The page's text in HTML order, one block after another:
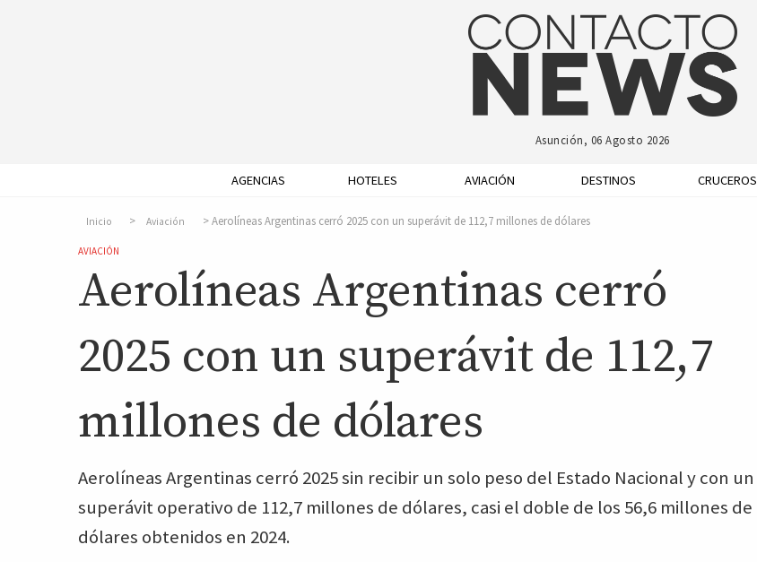
Asunción, 06 Agosto 2026
AGENCIAS HOTELES AVIACIÓN DESTINOS CRUCEROS
Inicio Aviación Aerolíneas Argentinas cerró 2025 con un superávit de 112,7 millones de dólares
AVIACIÓN
Aerolíneas Argentinas cerró
2025 con un superávit de 112,7
millones de dólares
Aerolíneas Argentinas cerró 2025 sin recibir un solo peso del Estado Nacional y con un
superávit operativo de 112,7 millones de dólares, casi el doble de los 56,6 millones de
dólares obtenidos en 2024.